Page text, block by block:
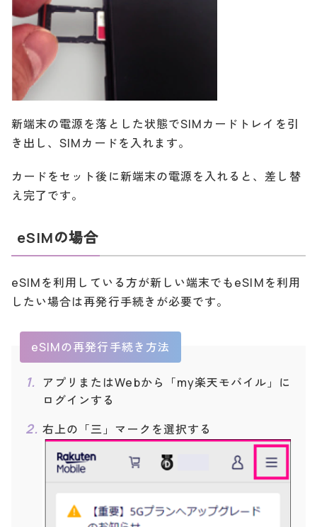
新端末の電源を落とした状態でSIMカードトレイを引
き出し、SIMカードを入れます。
カードをセット後に新端末の電源を入れると、差し替
え完了です。
eSIMの場合
eSIMを利用している方が新しい端末でもeSIMを利用
したい場合は再発行手続きが必要です。
eSIMの再発行手続き方法
アプリまたはWebから「my楽天モバイル」に
ログインする
右上の「三」マークを選択する